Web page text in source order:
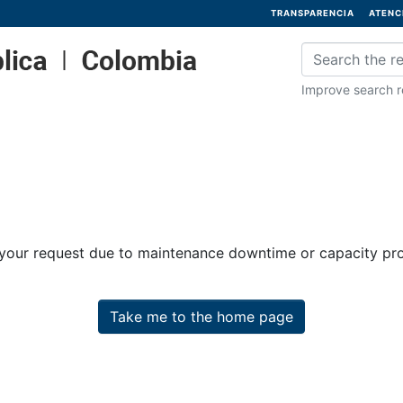
TRANSPARENCIA
Improve search
request due to maintenance downtime or capacity
Take me to the home page